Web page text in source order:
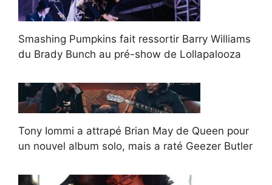
Smashing Pumpkins fait ressortir Barry Williams
du Brady Bunch au pré-show de Lollapalooza
Tony Iommi a attrapé Brian May de Queen pour
un nouvel album solo, mais a raté Geezer Butler